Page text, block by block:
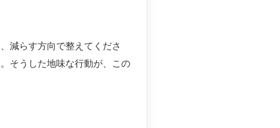
減らす方向で整えてくださ
そうした地味な行動が、この